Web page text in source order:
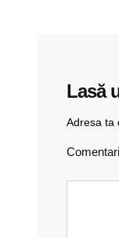
Lasă
Adresa ta